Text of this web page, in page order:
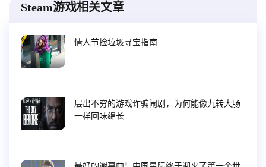
Steam游戏相关文章
情人节捡垃圾寻宝指南
层出不穷的游戏诈骗闹剧，为何能像九转大肠
一样回味绵长